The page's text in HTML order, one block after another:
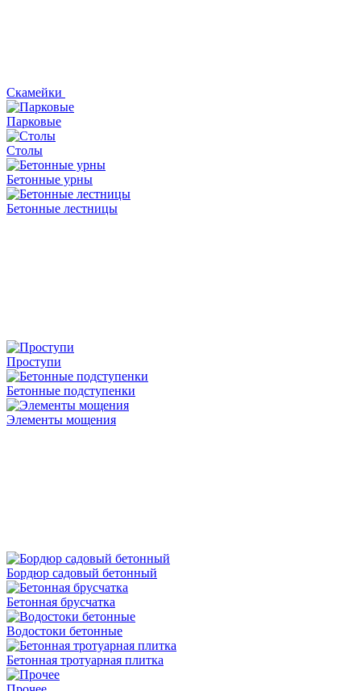
Скамейки
Парковые
Столы
Бетонные урны
Бетонные лестницы
Проступи
Бетонные подступенки
Элементы мощения
Бордюр садовый бетонный
Бетонная брусчатка
Водостоки бетонные
Бетонная тротуарная плитка